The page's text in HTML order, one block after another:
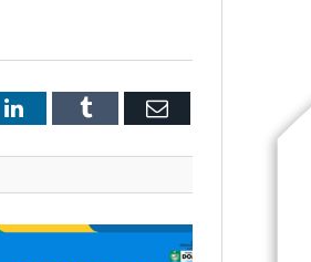
LinkedInTumblr Email